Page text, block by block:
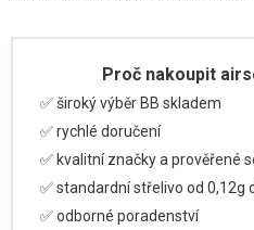
Proč nakoupit
✅ široký výběr BB skladem
✅ rychlé doručení
✅ kvalitní značky a prověřené
✅ standardní střelivo od 0,12g
✅ odborné poradenství